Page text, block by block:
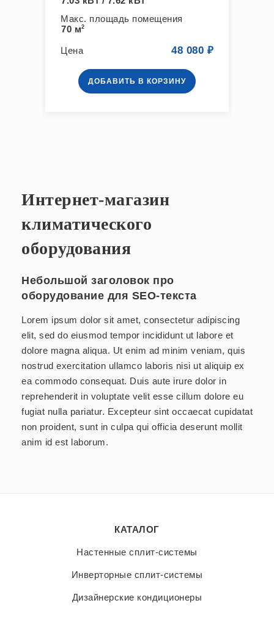
Макс. площадь помещения
70 м2
Цена 48 080 ₽
ДОБАВИТЬ В КОРЗИНУ
Интернет-магазин
климатического
оборудования
Небольшой заголовок про
оборудование для SEO-текста
Lorem ipsum dolor sit amet, consectetur adipiscing
elit, sed do eiusmod tempor incididunt ut labore et
dolore magna aliqua. Ut enim ad minim veniam, quis
nostrud exercitation ullamco laboris nisi ut aliquip ex
ea commodo consequat. Duis aute irure dolor in
reprehenderit in voluptate velit esse cillum dolore eu
fugiat nulla pariatur. Excepteur sint occaecat cupidatat
non proident, sunt in culpa qui officia deserunt mollit
anim id est laborum.
КАТАЛОГ
Настенные сплит-системы
Инверторные сплит-системы
Дизайнерские кондиционеры